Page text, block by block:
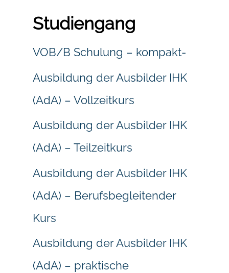
Studiengang
VOB/B Schulung – kompakt-
Ausbildung der Ausbilder IHK
(AdA) – Vollzeitkurs
Ausbildung der Ausbilder IHK
(AdA) – Teilzeitkurs
Ausbildung der Ausbilder IHK
(AdA) – Berufsbegleitender
Kurs
Ausbildung der Ausbilder IHK
(AdA) – praktische